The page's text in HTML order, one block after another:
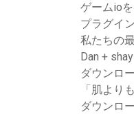
ゲームio
プラグイ
私たちの
Dan +
ダウンロ
「肌より
ダウンロ